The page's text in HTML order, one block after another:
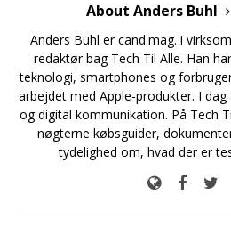
About Anders Buhl
Anders Buhl er cand.mag. i
redaktør bag Tech Til Alle. Han
teknologi, smartphones og
arbejdet med Apple-produkter. I
og digital kommunikation. På Tech
nøgterne købsguider,
tydelighed om, hvad der er